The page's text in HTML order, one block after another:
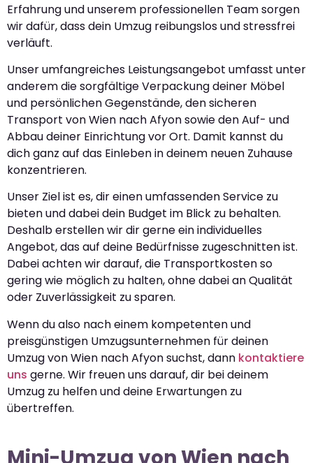
Erfahrung und unserem professionellen Team sorgen
wir dafür, dass dein Umzug reibungslos und stressfrei
verläuft.
Unser umfangreiches Leistungsangebot umfasst unter
anderem die sorgfältige Verpackung deiner Möbel
und persönlichen Gegenstände, den sicheren
Transport von Wien nach Afyon sowie den Auf- und
Abbau deiner Einrichtung vor Ort. Damit kannst du
dich ganz auf das Einleben in deinem neuen Zuhause
konzentrieren.
Unser Ziel ist es, dir einen umfassenden Service zu
bieten und dabei dein Budget im Blick zu behalten.
Deshalb erstellen wir dir gerne ein individuelles
Angebot, das auf deine Bedürfnisse zugeschnitten ist.
Dabei achten wir darauf, die Transportkosten so
gering wie möglich zu halten, ohne dabei an Qualität
oder Zuverlässigkeit zu sparen.
Wenn du also nach einem kompetenten und
preisgünstigen Umzugsunternehmen für deinen
Umzug von Wien nach Afyon suchst, dann kontaktiere
uns gerne. Wir freuen uns darauf, dir bei deinem
Umzug zu helfen und deine Erwartungen zu
übertreffen.